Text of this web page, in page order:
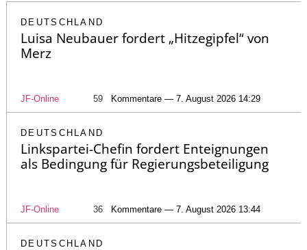
DEUTSCHLAND
Luisa Neubauer fordert „Hitzegipfel“ von
Merz
JF-Online 59 Kommentare — 7. August 2026 14:29
DEUTSCHLAND
Linkspartei-Chefin fordert Enteignungen
als Bedingung für Regierungsbeteiligung
JF-Online 36 Kommentare — 7. August 2026 13:44
DEUTSCHLAND